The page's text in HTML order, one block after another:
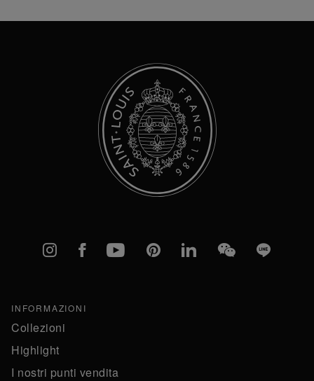
Instagram
FacebookYouTubePinterestlinkedInWeChatLine
INFORMAZIONI
Collezioni
Highlight
I nostri punti vendita